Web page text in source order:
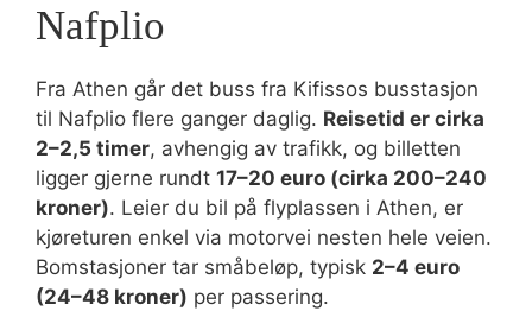
Nafplio
Fra Athen går det buss fra Kifissos busstasjon
til Nafplio flere ganger daglig. Reisetid er cirka
2–2,5 timer, avhengig av trafikk, og billetten
ligger gjerne rundt 17–20 euro (cirka 200–240
kroner). Leier du bil på flyplassen i Athen, er
kjøreturen enkel via motorvei nesten hele veien.
Bomstasjoner tar småbeløp, typisk 2–4 euro
(24–48 kroner) per passering.